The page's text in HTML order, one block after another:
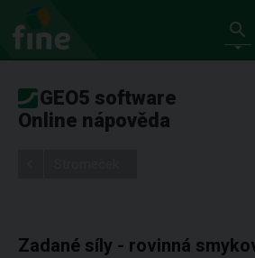
GEO5 software
Online nápověda
Zadané síly - rovinná